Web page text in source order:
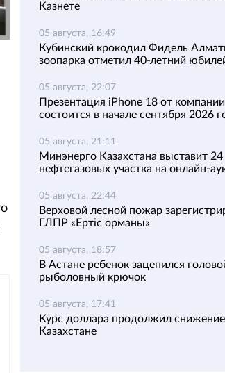
Казнете
05 августа, 16:49
Кубинский крокодил Фидель
зоопарка отметил 40-летний
05 августа, 22:07
Презентация iPhone 18 от
состоится в начале сентября 2026
05 августа, 21:11
Минэнерго Казахстана выставит 24
нефтегазовых участка на онлайн-
05 августа, 22:44
Верховой лесной пожар
ГЛПР «Ертіс орманы»
05 августа, 18:57
В Астане ребенок зацепился
рыболовный крючок
05 августа, 17:41
Курс доллара продолжил
Казахстане